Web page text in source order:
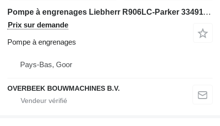
Pompe à engrenages Liebherr R906LC-Parker 3349112735-Gearpump/Zahnradpumpe pour excavateur
Prix sur demande
Pompe à engrenages
Pays-Bas, Goor
OVERBEEK BOUWMACHINES B.V.